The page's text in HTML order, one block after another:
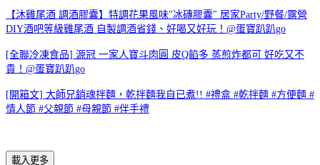
【沐雞尾酒 調酒膠囊】特調花果風味"冰磚膠囊" 居家Party/野餐/露營
DIY酒吧等級雞尾酒 自製調酒省錢、好喝又好玩！@蛋寶趴趴go
[全聯冷凍食品] 源冠 一家人寶斗肉圓 皮Q餡多 蒸煎炸都可 好吃又不
貴！@蛋寶趴趴go
[開箱文] 大師兄銷魂拌麵，乾拌麵我自已煮!! #禮盒 #乾拌麵 #方便麵 #
情人節 #父親節 #母親節 #伴手禮
載入更多